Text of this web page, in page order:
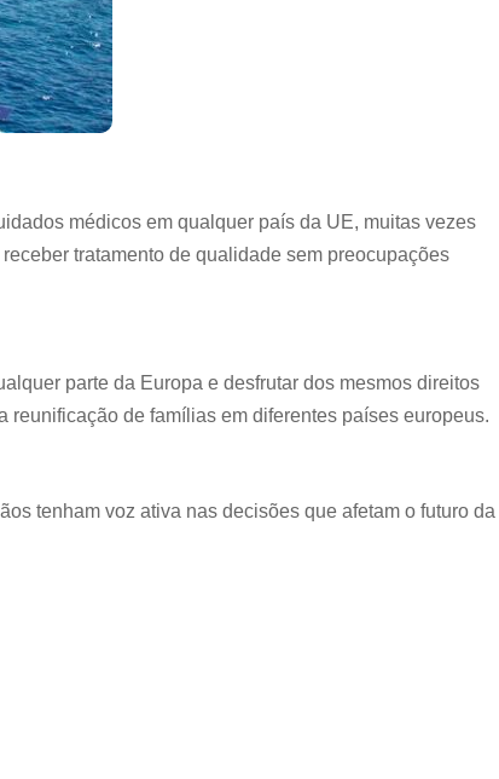
médicos em qualquer país da UE, muitas vezes
tratamento de qualidade sem preocupações
parte da Europa e desfrutar dos mesmos direitos
de famílias em diferentes países europeus.
tenham voz ativa nas decisões que afetam o futuro da